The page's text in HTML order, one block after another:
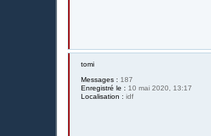
tomi
Messages : 187
Enregistré le : 10 mai 2020, 13:17
Localisation : idf